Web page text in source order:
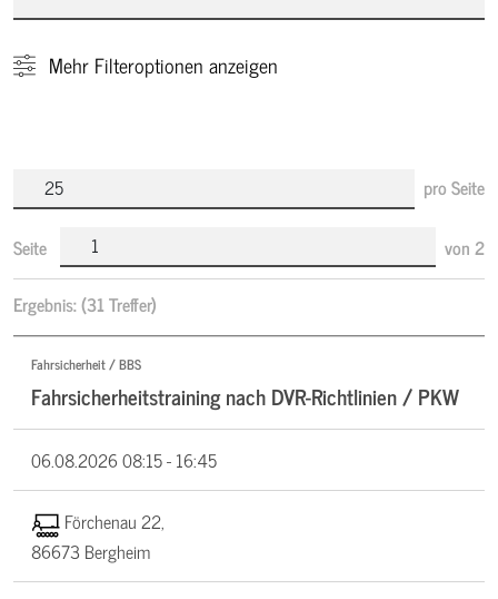
Mehr Filteroptionen anzeigen
pro Seite
Seite von2
Ergebnis:(31 Treffer)
Fahrsicherheit / BBS
Fahrsicherheitstraining nach DVR-Richtlinien / PKW
06.08.202608:15 - 16:45
Förchenau 22,
86673 Bergheim